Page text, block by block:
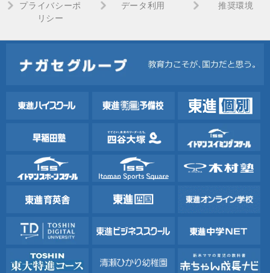
プライバシーポ
リシー
データ利用 推奨環境